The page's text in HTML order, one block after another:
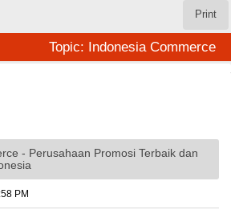
Print
Topic: Indonesia Commerce
Terbaik dan Terpercaya di
times)
- Perusahaan Promosi Terbaik dan
PM